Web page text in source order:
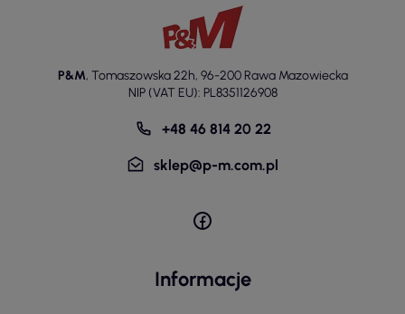
P&M, Tomaszowska 22h, 96-200 Rawa Mazowiecka
NIP (VAT EU): PL8351126908
+48 46 814 20 22
sklep@p-m.com.pl
Informacje